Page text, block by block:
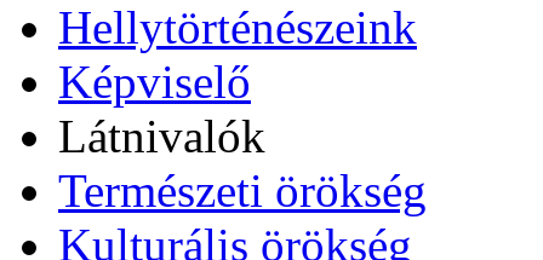
Hellytörténészeink
Képviselő
Látnivalók
Természeti örökség
Kulturális örökség